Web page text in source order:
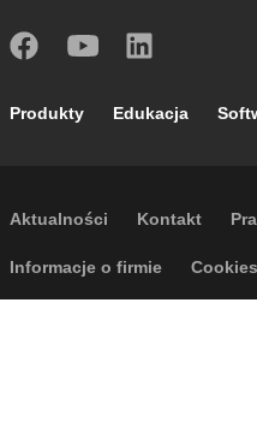
Footer main
Produkty Edukacja
Footer secondary
Aktualności Kontakt
Footer menu
Informacje o firmie Cookies